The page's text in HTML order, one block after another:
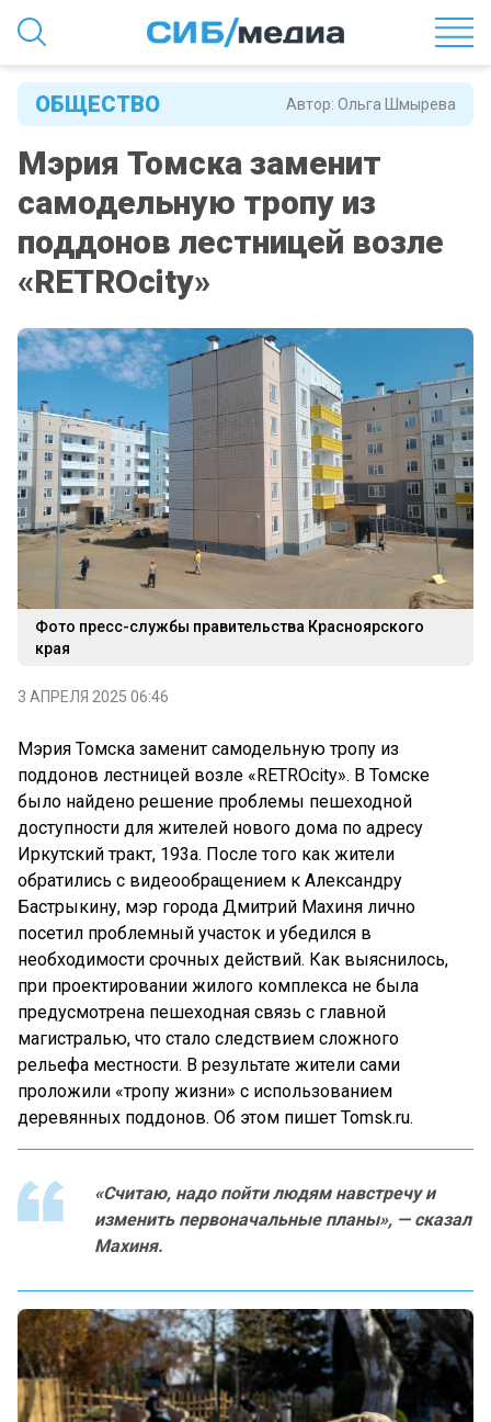
Автор: Ольга Шмырева
ОБЩЕСТВО
Мэрия Томска заменит
самодельную тропу из
поддонов лестницей возле
«RETROcity»
Фото пресс-службы правительства Красноярского
края
3 АПРЕЛЯ 2025 06:46
Мэрия Томска заменит самодельную тропу из
поддонов лестницей возле «RETROcity». В Томске
было найдено решение проблемы пешеходной
доступности для жителей нового дома по адресу
Иркутский тракт, 193а. После того как жители
обратились с видеообращением к Александру
Бастрыкину, мэр города Дмитрий Махиня лично
посетил проблемный участок и убедился в
необходимости срочных действий. Как выяснилось,
при проектировании жилого комплекса не была
предусмотрена пешеходная связь с главной
магистралью, что стало следствием сложного
рельефа местности. В результате жители сами
проложили «тропу жизни» с использованием
деревянных поддонов. Об этом пишет Tomsk.ru.
«Считаю, надо пойти людям навстречу и
изменить первоначальные планы», — сказал
Махиня.